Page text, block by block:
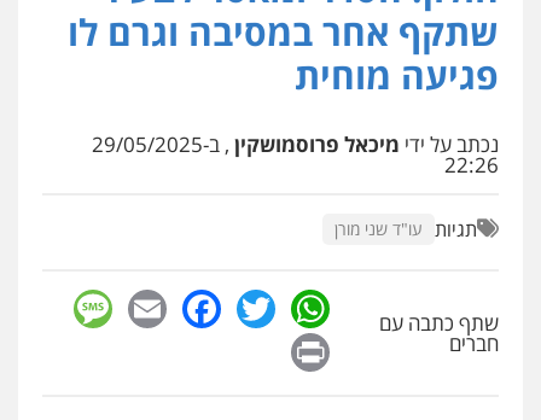
נוער רישום פלילי
0522763105
פלילי צבאי מעצרים וחקירות
כלכלי אלימות סמים מעצרים
0525544654
שתקף אחר במסיבה וגרם לו
פגיעה מוחית
נכתב על ידי מיכאל פרוסמושקין , ב-29/05/2025
22:26
תגיות עו"ד שני מורן
שתף כתבה עם
חברים
WhatsApp
Twitter
Facebook
Email